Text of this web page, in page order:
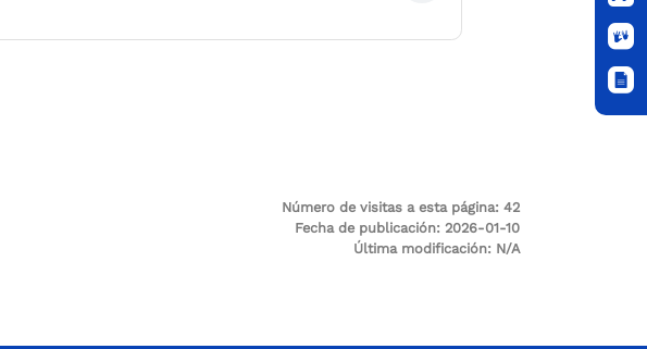
Número de visitas a esta página: 42
Fecha de publicación: 2026-01-10
Última modificación: N/A